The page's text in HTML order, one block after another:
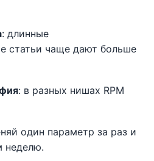
: длинные
статьи чаще дают больше
: в разных нишах RPM
один параметр за раз и
неделю.